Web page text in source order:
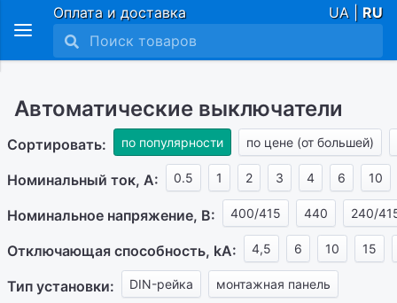
Оплата и доставка UA | RU
Автоматические выключатели
Сортировать: по популярности по цене (от большей)
Номинальный ток, А: 0.5 1 2 3 4 6 10
Номинальное напряжение, В: 400/415 440 240/
Отключающая способность, kA: 4,5 6 10 15
Тип установки: DIN-рейка монтажная панель